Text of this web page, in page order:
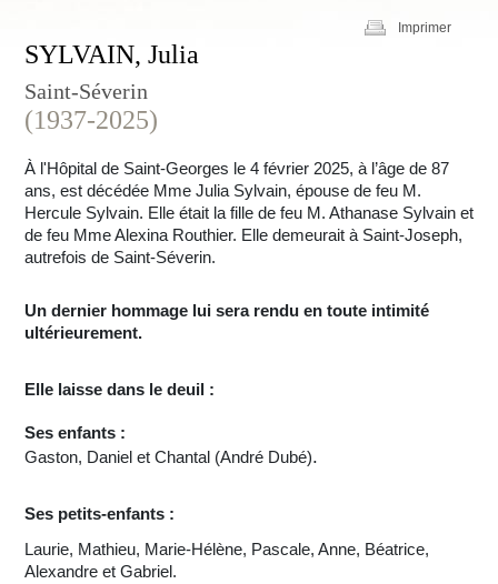
Imprimer
SYLVAIN, Julia
Saint-Séverin
(1937-2025)
À l'Hôpital de Saint-Georges le 4 février 2025, à l’âge de 87
ans, est décédée Mme Julia Sylvain, épouse de feu M.
Hercule Sylvain. Elle était la fille de feu M. Athanase Sylvain et
de feu Mme Alexina Routhier. Elle demeurait à Saint-Joseph,
autrefois de Saint-Séverin.
Un dernier hommage lui sera rendu en toute intimité
ultérieurement.
Elle laisse dans le deuil :
Ses enfants :
Gaston, Daniel et Chantal (André Dubé).
Ses petits-enfants :
Laurie, Mathieu, Marie-Hélène, Pascale, Anne, Béatrice,
Alexandre et Gabriel.